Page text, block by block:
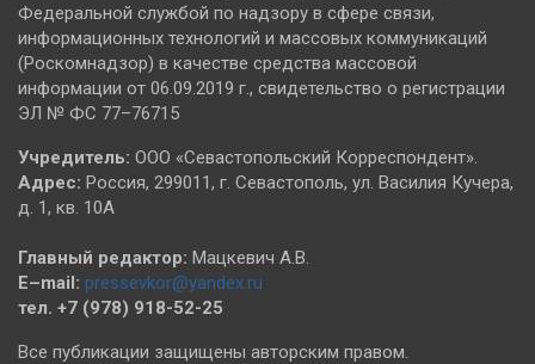
Федеральной службой по надзору в сфере связи,
информационных технологий и массовых коммуникаций
(Роскомнадзор) в качестве средства массовой
информации от 06.09.2019 г., свидетельство о регистрации
ЭЛ № ФС 77–76715
Учредитель: ООО «Севастопольский Корреспондент».
Адрес: Россия, 299011, г. Севастополь, ул. Василия Кучера,
д. 1, кв. 10А
Главный редактор: Мацкевич А.В.
E–mail: pressevkor@yandex.ru
тел. +7 (978) 918-52-25
Все публикации защищены авторским правом.